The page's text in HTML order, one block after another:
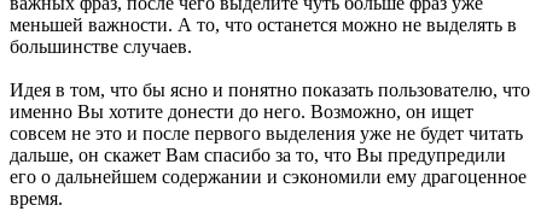
меньшей важности. А то, что останется можно не выделять в
большинстве случаев.
Идея в том, что бы ясно и понятно показать пользователю, что
именно Вы хотите донести до него. Возможно, он ищет
совсем не это и после первого выделения уже не будет читать
дальше, он скажет Вам спасибо за то, что Вы предупредили
его о дальнейшем содержании и сэкономили ему драгоценное
время.